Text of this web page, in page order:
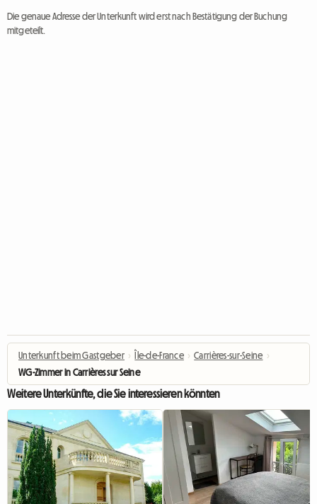
Die genaue Adresse der Unterkunft wird erst nach Bestätigung der Buchung
mitgeteilt.
Unterkunft beim Gastgeber › Île-de-France › Carrières-sur-Seine ›
WG-Zimmer in Carrières sur Seine
Weitere Unterkünfte, die Sie interessieren könnten